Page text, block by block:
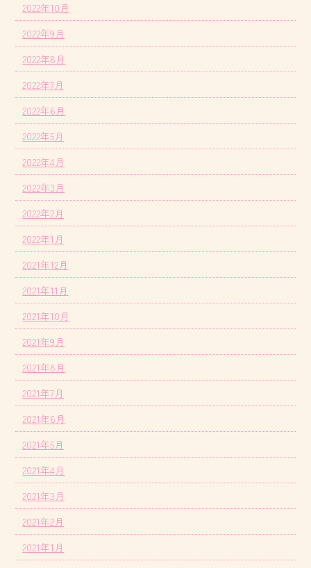
2022年10月
2022年9月
2022年8月
2022年7月
2022年6月
2022年5月
2022年4月
2022年3月
2022年2月
2022年1月
2021年12月
2021年11月
2021年10月
2021年9月
2021年8月
2021年7月
2021年6月
2021年5月
2021年4月
2021年3月
2021年2月
2021年1月